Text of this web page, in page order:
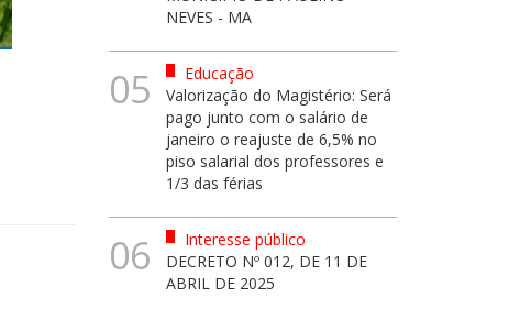
NEVES - MA
05
Educação
Valorização do Magistério: Será
pago junto com o salário de
janeiro o reajuste de 6,5% no
piso salarial dos professores e
1/3 das férias
06
Interesse público
DECRETO Nº 012, DE 11 DE
ABRIL DE 2025